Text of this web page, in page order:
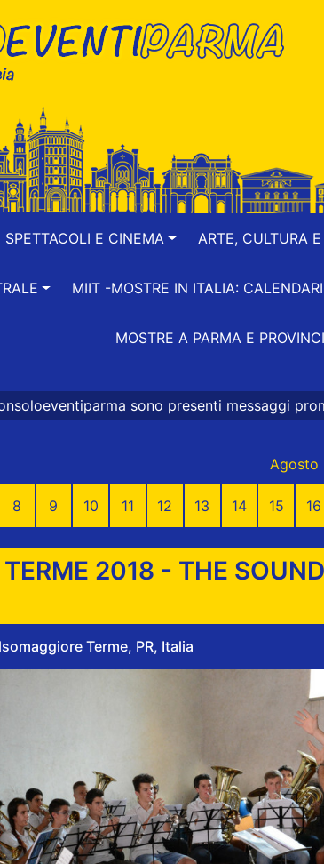
SPETTACOLI E CINEMA ARTE, CULTURA
MIIT -MOSTRE IN ITALIA:
MOSTRE A PARMA E
presenti messaggi promozionali e
Agosto
8 9 10 11 12 13 14 15 16
2018 - THE
Terme, PR, Italia